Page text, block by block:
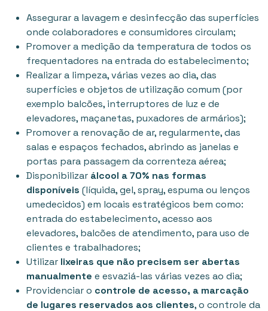
Assegurar a lavagem e desinfecção das superfícies
onde colaboradores e consumidores circulam;
Promover a medição da temperatura de todos os
frequentadores na entrada do estabelecimento;
Realizar a limpeza, várias vezes ao dia, das
superfícies e objetos de utilização comum (por
exemplo balcões, interruptores de luz e de
elevadores, maçanetas, puxadores de armários);
Promover a renovação de ar, regularmente, das
salas e espaços fechados, abrindo as janelas e
portas para passagem da correnteza aérea;
Disponibilizar álcool a 70% nas formas
disponíveis (líquida, gel, spray, espuma ou lenços
umedecidos) em locais estratégicos bem como:
entrada do estabelecimento, acesso aos
elevadores, balcões de atendimento, para uso de
clientes e trabalhadores;
Utilizar lixeiras que não precisem ser abertas
manualmente e esvaziá-las várias vezes ao dia;
Providenciar o controle de acesso, a marcação
de lugares reservados aos clientes, o controle da